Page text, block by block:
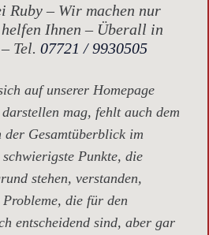
Ruby – Wir machen nur
Ihnen – Überall in
Tel. 07721 / 9930505
auf unserer Homepage
mag, fehlt auch dem
Gesamtüberblick im
Punkte, die
stehen, verstanden,
die für den
entscheidend sind, aber gar